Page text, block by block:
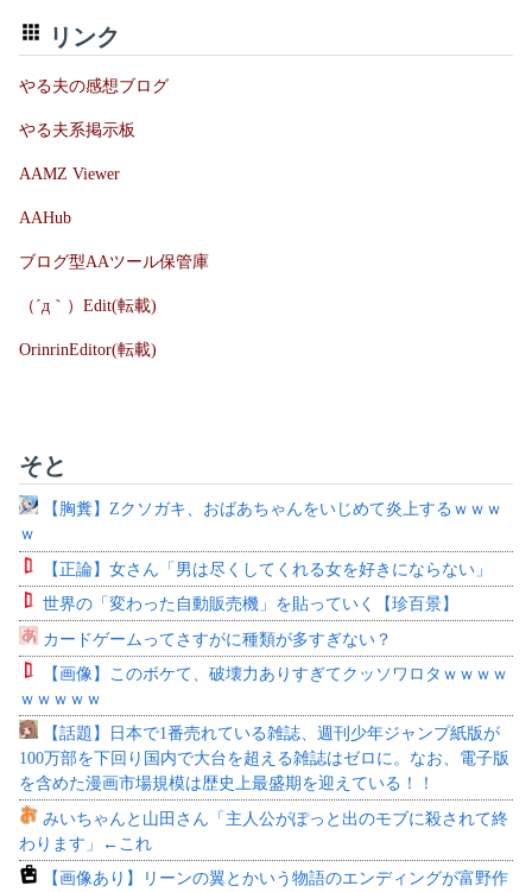
リンク
やる夫の感想ブログ
やる夫系掲示板
AAMZ Viewer
AAHub
ブログ型AAツール保管庫
（´д｀）Edit(転載)
OrinrinEditor(転載)
そと
【胸糞】Zクソガキ、おばあちゃんをいじめて炎上するｗｗｗ
ｗ
【正論】女さん「男は尽くしてくれる女を好きにならない」
世界の「変わった自動販売機」を貼っていく【珍百景】
カードゲームってさすがに種類が多すぎない？
【画像】このボケて、破壊力ありすぎてクッソワロタｗｗｗｗ
ｗｗｗｗｗ
【話題】日本で1番売れている雑誌、週刊少年ジャンプ紙版が
100万部を下回り国内で大台を超える雑誌はゼロに。なお、電子版
を含めた漫画市場規模は歴史上最盛期を迎えている！！
みいちゃんと山田さん「主人公がぽっと出のモブに殺されて終
わります」←これ
【画像あり】リーンの翼とかいう物語のエンディングが富野作